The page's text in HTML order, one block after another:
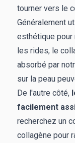
tourner vers le
Généralement
esthétique
les rides, le
absorbé par
sur la peau
De l'autre côté,
facilement
recherchez un
collagène pour